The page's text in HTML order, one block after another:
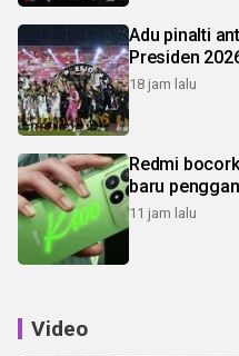
Adu pinalti
Presiden
18 jam lalu
Redmi
baru
11 jam lalu
Video